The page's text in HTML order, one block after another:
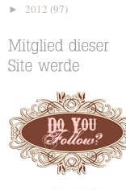
► 2012 (97)